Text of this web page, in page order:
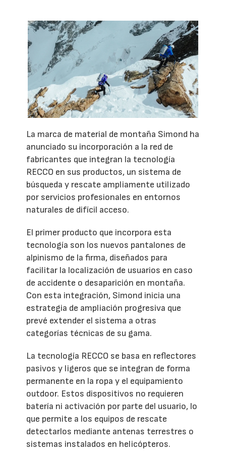
La marca de material de montaña Simond ha
anunciado su incorporación a la red de
fabricantes que integran la tecnología
RECCO en sus productos, un sistema de
búsqueda y rescate ampliamente utilizado
por servicios profesionales en entornos
naturales de difícil acceso.
El primer producto que incorpora esta
tecnología son los nuevos pantalones de
alpinismo de la firma, diseñados para
facilitar la localización de usuarios en caso
de accidente o desaparición en montaña.
Con esta integración, Simond inicia una
estrategia de ampliación progresiva que
prevé extender el sistema a otras
categorías técnicas de su gama.
La tecnología RECCO se basa en reflectores
pasivos y ligeros que se integran de forma
permanente en la ropa y el equipamiento
outdoor. Estos dispositivos no requieren
batería ni activación por parte del usuario, lo
que permite a los equipos de rescate
detectarlos mediante antenas terrestres o
sistemas instalados en helicópteros.